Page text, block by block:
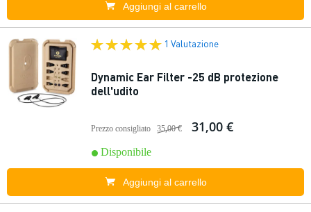
Aggiungi al carrello
1 Valutazione
Dynamic Ear Filter -25 dB protezione
dell'udito
Prezzo consigliato 35,00 € 31,00 €
Disponibile
Aggiungi al carrello